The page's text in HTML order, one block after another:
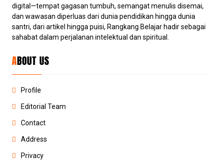
digital—tempat gagasan tumbuh, semangat menulis disemai,
dan wawasan diperluas dari dunia pendidikan hingga dunia
santri, dari artikel hingga puisi, Rangkang Belajar hadir sebagai
sahabat dalam perjalanan intelektual dan spiritual.
ABOUT US
Profile
Editorial Team
Contact
Address
Privacy